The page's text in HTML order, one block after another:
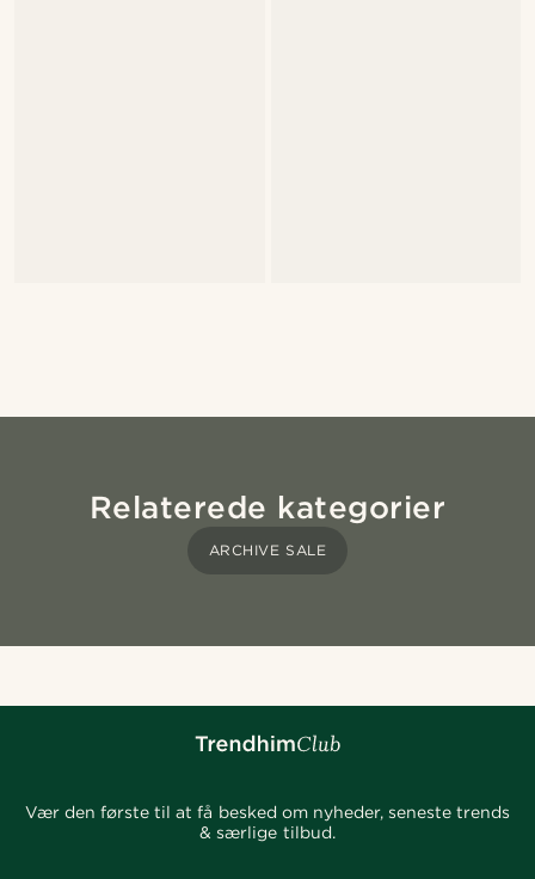
Relaterede kategorier
ARCHIVE SALE
Vær den første til at få besked om nyheder, seneste trends
& særlige tilbud.